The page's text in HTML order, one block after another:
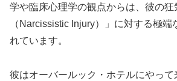
学や臨床心理学の観点からは、彼の狂
（Narcissistic Injury）」に対する極端
れています。
彼はオーバールック・ホテルにやっ